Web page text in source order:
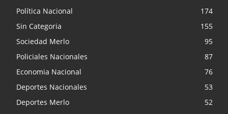
Política Nacional
174
Sin Categoria
155
Sociedad Merlo
95
Policiales Nacionales
87
Economia Nacional
76
Deportes Nacionales
53
Deportes Merlo
52